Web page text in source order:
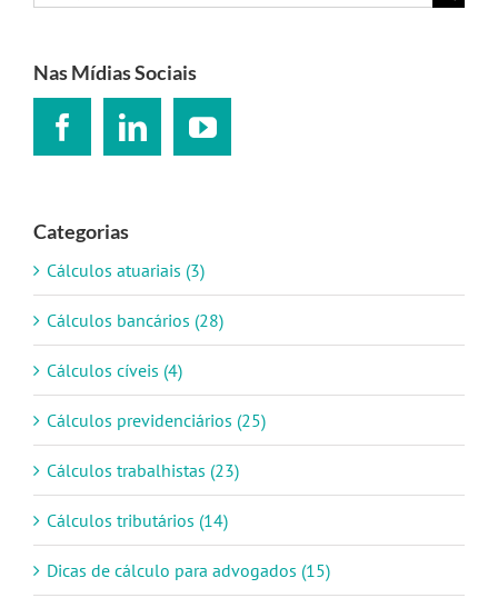
resultados
Nas Mídias Sociais
Categorias
Cálculos atuariais (3)
Cálculos bancários (28)
Cálculos cíveis (4)
Cálculos previdenciários (25)
Cálculos trabalhistas (23)
Cálculos tributários (14)
Dicas de cálculo para advogados (15)